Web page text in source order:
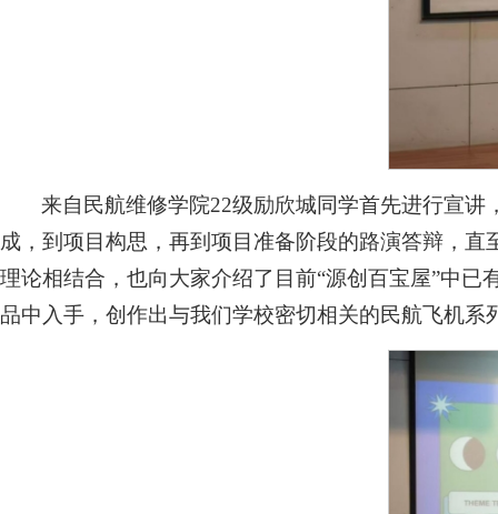
来自民航维修学院22级励欣城同学首先进行宣
成，到项目构思，再到项目准备阶段的路演答辩，
理论相结合，也向大家介绍了目前“源创百宝屋”中
品中入手，创作出与我们学校密切相关的民航飞机系